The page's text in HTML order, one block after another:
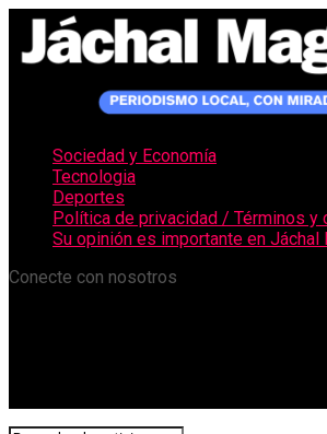
Sociedad y Economía
Tecnologia
Deportes
Política de privacidad / Términos y
Su opinión es importante en Jáchal
Conecte con nosotros